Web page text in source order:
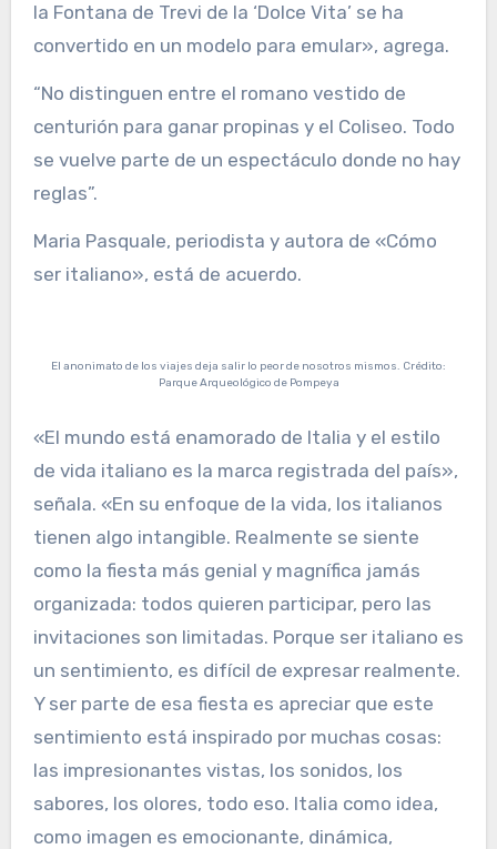
la Fontana de Trevi de la ‘Dolce Vita’ se ha
convertido en un modelo para emular», agrega.
“No distinguen entre el romano vestido de
centurión para ganar propinas y el Coliseo. Todo
se vuelve parte de un espectáculo donde no hay
reglas”.
Maria Pasquale, periodista y autora de «Cómo
ser italiano», está de acuerdo.
El anonimato de los viajes deja salir lo peor de nosotros mismos. Crédito:
Parque Arqueológico de Pompeya
«El mundo está enamorado de Italia y el estilo
de vida italiano es la marca registrada del país»,
señala. «En su enfoque de la vida, los italianos
tienen algo intangible. Realmente se siente
como la fiesta más genial y magnífica jamás
organizada: todos quieren participar, pero las
invitaciones son limitadas. Porque ser italiano es
un sentimiento, es difícil de expresar realmente.
Y ser parte de esa fiesta es apreciar que este
sentimiento está inspirado por muchas cosas:
las impresionantes vistas, los sonidos, los
sabores, los olores, todo eso. Italia como idea,
como imagen es emocionante, dinámica,